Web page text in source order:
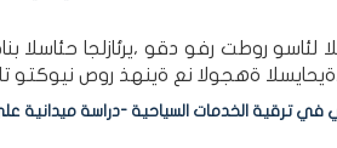
روطت رفو دقو ،يرئازلجا حئاسلا
في ترقية الخدمات السياحية -دراسة ميدانية